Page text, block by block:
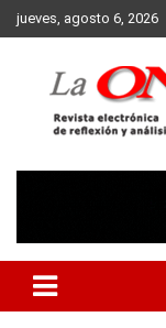
Skip
to
jueves, agosto 6, 2026